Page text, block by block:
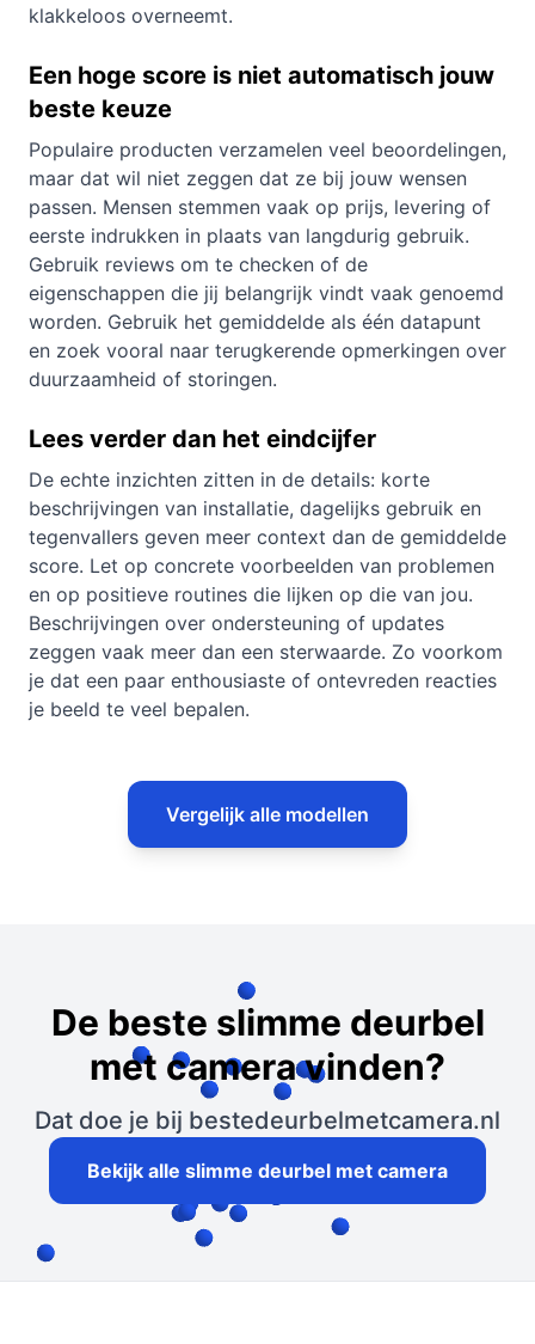
klakkeloos overneemt.
Een hoge score is niet automatisch jouw
beste keuze
Populaire producten verzamelen veel beoordelingen,
maar dat wil niet zeggen dat ze bij jouw wensen
passen. Mensen stemmen vaak op prijs, levering of
eerste indrukken in plaats van langdurig gebruik.
Gebruik reviews om te checken of de
eigenschappen die jij belangrijk vindt vaak genoemd
worden. Gebruik het gemiddelde als één datapunt
en zoek vooral naar terugkerende opmerkingen over
duurzaamheid of storingen.
Lees verder dan het eindcijfer
De echte inzichten zitten in de details: korte
beschrijvingen van installatie, dagelijks gebruik en
tegenvallers geven meer context dan de gemiddelde
score. Let op concrete voorbeelden van problemen
en op positieve routines die lijken op die van jou.
Beschrijvingen over ondersteuning of updates
zeggen vaak meer dan een sterwaarde. Zo voorkom
je dat een paar enthousiaste of ontevreden reacties
je beeld te veel bepalen.
Vergelijk alle modellen
De beste slimme deurbel
met camera vinden?
Dat doe je bij bestedeurbelmetcamera.nl
Bekijk alle slimme deurbel met camera